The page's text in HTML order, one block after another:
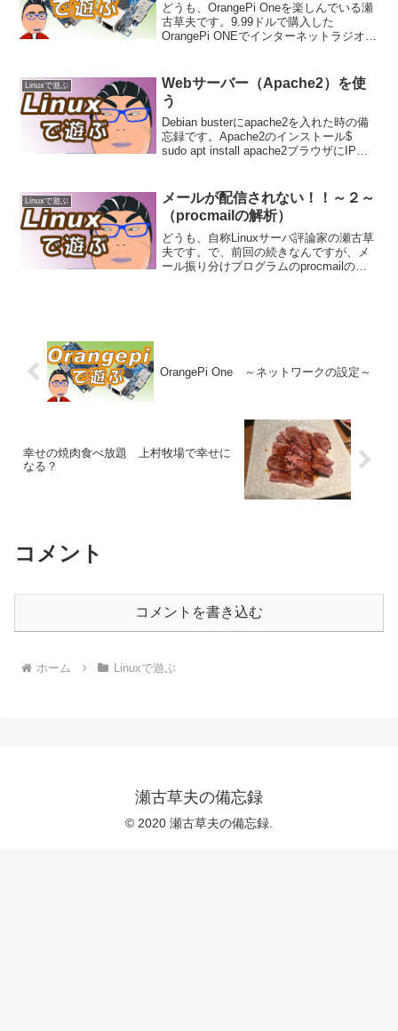
どうも、OrangePi Oneを楽しんでいる瀬
古草夫です。9.99ドルで購入した
OrangePi ONEでインターネットラジオを
聞かないのですが、MPDをインストー...
Linuxで遊ぶ
Webサーバー（Apache2）を使
う
Debian busterにapache2を入れた時の備
忘録です。Apache2のインストール$
sudo apt install apache2ブラウザにIPア
用/hom...
Linuxで遊ぶ
メールが配信されない！！～２～
（procmailの解析）
どうも、自称Linuxサーバ評論家の瀬古草
夫です。で、前回の続きなんですが、メ
ール振り分けプログラムのprocmailの設
OrangePi One ～ネットワークの設定～
幸せの焼肉食べ放題 上村牧場で幸せに
なる？
コメント
コメントを書き込む
ホーム Linuxで遊ぶ
瀬古草夫の備忘録
© 2020 瀬古草夫の備忘録.